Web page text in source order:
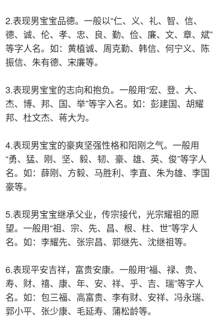
2.表现男宝宝品德。一般以“仁、义、礼、智、信、
德、诚、伦、孝、忠、良、勤、俭、廉、文、章、斌”
等字人名。如：黄植诚、周克勤、韩信、何宁义、陈
振信、朱有德、宋廉等。
3.表现男宝宝的志向和抱负。一般用“宏、登、大、
杰、博、邦、国、举”等字入名。如：彭建国、胡耀
邦、杜文杰、蒋大为。
4.表现男宝宝的豪爽坚强性格和阳刚之气。一般用
“勇、猛、刚、坚、毅、韧、豪、雄、英、俊”等字人
名。如：薛刚、方毅、马胜利、李直、朱为雄、李国
豪等。
5.表现男宝宝继承父业，传宗接代，光宗耀祖的愿
望。一般用“祖、宗、先、昌、根、柱、世”等字人
名。如：李耀先、张宗昌、郭继先、沈继祖等。
6.表现平安吉祥，富贵安康。一般用“福、禄、贵、
寿、财、禧、康、年、安、祥、乎、吉、瑞”等字人
名。如：包三福、高富贵、李有财、安祥、冯永瑞、
郭小平、张少康、毛延寿、蒲松龄等。